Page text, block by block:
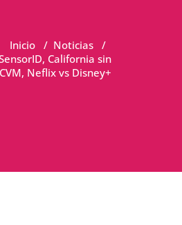
Inicio / Noticias /
California sin
Neflix vs Disney+